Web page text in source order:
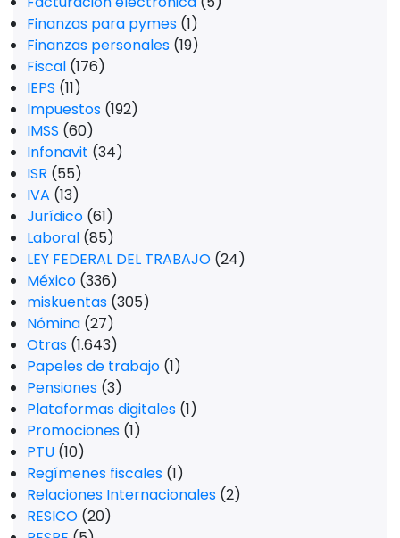
Finanzas para pymes (1)
Finanzas personales (19)
Fiscal (176)
IEPS (11)
Impuestos (192)
IMSS (60)
Infonavit (34)
ISR (55)
IVA (13)
Jurídico (61)
Laboral (85)
LEY FEDERAL DEL TRABAJO (24)
México (336)
miskuentas (305)
Nómina (27)
Otras (1.643)
Papeles de trabajo (1)
Pensiones (3)
Plataformas digitales (1)
Promociones (1)
PTU (10)
Regímenes fiscales (1)
Relaciones Internacionales (2)
RESICO (20)